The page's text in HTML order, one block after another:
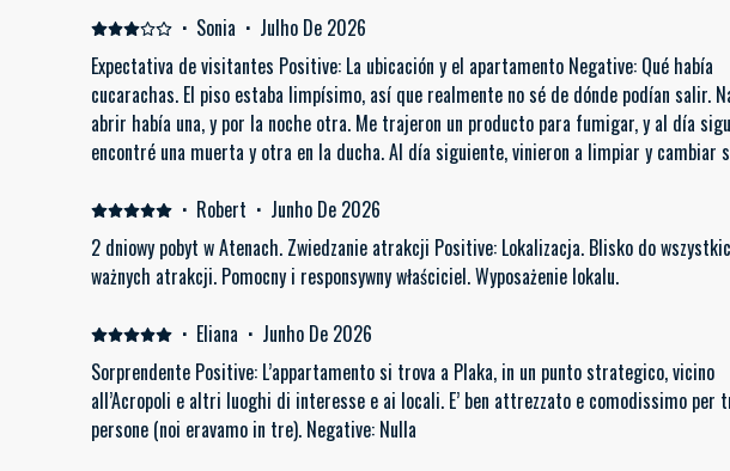
· Sonia · Julho De 2026
Expectativa de visitantes Positive: La ubicación y el apartamento Negative: Qué había
cucarachas. El piso estaba limpísimo, así que realmente no sé de dónde podían salir.
abrir había una, y por la noche otra. Me trajeron un producto para fumigar, y al día
encontré una muerta y otra en la ducha. Al día siguiente, vinieron a limpiar y cambiar
· Robert · Junho De 2026
2 dniowy pobyt w Atenach. Zwiedzanie atrakcji Positive: Lokalizacja. Blisko do
ważnych atrakcji. Pomocny i responsywny właściciel. Wyposażenie lokalu.
· Eliana · Junho De 2026
Sorprendente Positive: L’appartamento si trova a Plaka, in un punto strategico, vicino
all’Acropoli e altri luoghi di interesse e ai locali. E’ ben attrezzato e comodissimo per
persone (noi eravamo in tre). Negative: Nulla